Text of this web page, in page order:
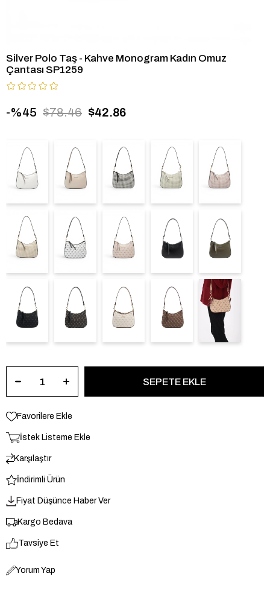
Silver Polo Taş - Kahve Monogram Kadın Omuz
Çantası SP1259
45 $78.46 $42.86
Favorilere Ekle
İstek Listeme Ekle
Karşılaştır
İndirimli Ürün
Fiyat Düşünce Haber Ver
Kargo Bedava
Tavsiye Et
Yorum Yap